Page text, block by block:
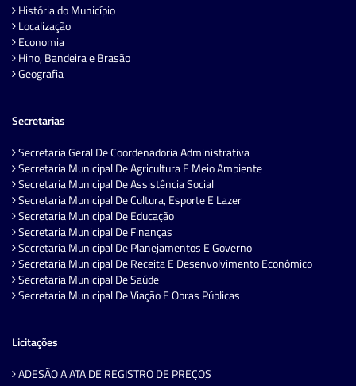
História do Município
Localização
Economia
Hino, Bandeira e Brasão
Geografia
Secretarias
Secretaria Geral De Coordenadoria Administrativa
Secretaria Municipal De Agricultura E Meio Ambiente
Secretaria Municipal De Assistência Social
Secretaria Municipal De Cultura, Esporte E Lazer
Secretaria Municipal De Educação
Secretaria Municipal De Finanças
Secretaria Municipal De Planejamentos E Governo
Secretaria Municipal De Receita E Desenvolvimento Econômico
Secretaria Municipal De Saúde
Secretaria Municipal De Viação E Obras Públicas
Licitações
ADESÃO A ATA DE REGISTRO DE PREÇOS